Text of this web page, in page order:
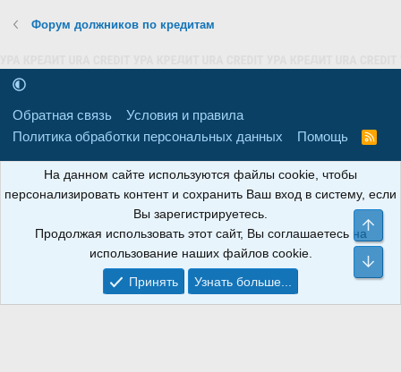
Форум должников по кредитам
Обратная связь
Условия и правила
Политика обработки персональных данных
Помощь
R
Свидетельство о регистрации товарного знака № 665857 от
06.08.2018 г. Сайт не является СМИ. Сделано вРунетЛаб – Сайты и
АНОИНФО; ОГРН: 1247700801700; ИНН/КПП:
9709119500/320001001; Юридический адрес: 241030, Брянская
область, г. Брянск, ул. Мира, д. 96, ком. 124
На данном сайте используются файлы cookie, чтобы
персонализировать контент и сохранить Ваш вход в систему, если
Вы зарегистрируетесь.
Продолжая использовать этот сайт, Вы соглашаетесь на
использование наших файлов cookie.
Принять
Узнать больше...